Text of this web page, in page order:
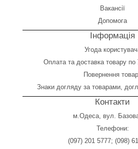
Вакансії
Допомога
Інформація
Угода
Оплата та доставка товару по
Повернення
Знаки догляду за товарами,
Контакти
м.Одеса, вул.
Телефони:
(097) 201 5777; (098)